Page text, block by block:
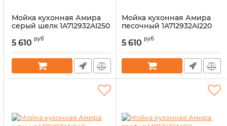
Мойка кухонная Амира
серый шелк 1A712932AI250
14327742
5 610 руб
Мойка кухонная Амира
песочный 1A712932AI220
14327741
5 610 руб